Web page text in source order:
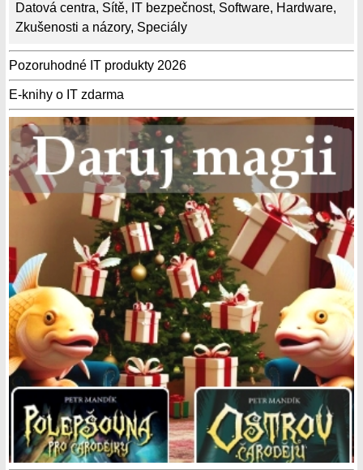
Datová centra, Sítě, IT bezpečnost, Software, Hardware,
Zkušenosti a názory, Speciály
Pozoruhodné IT produkty 2026
E-knihy o IT zdarma